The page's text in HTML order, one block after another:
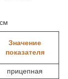
Значение
показателя
прицепная